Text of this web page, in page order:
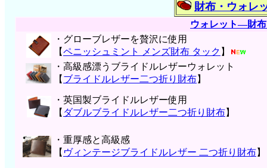
財布・ウォレ
ウォレット―財
・グローブレザーを贅沢に使用
【ペニッシュミント メンズ財布 タック 】
・高級感漂うブライドルレザーウォレット
【 ブライドルレザー二つ折り財布】
・英国製ブライドルレザー使用
【 ダブルブライドルレザー二つ折り財布】
・重厚感と高級感
【 ヴィンテージブライドルレザー 二つ折り財布】